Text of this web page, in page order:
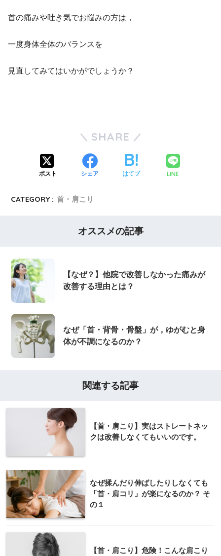
首の痛みや吐き気でお悩みの方は，
一度身体全体のバランスを
見直してみてはいかがでしょうか？
SHARE
ポスト シェア はてブ LINE
CATEGORY : 首・肩こり
オススメの記事
【なぜ？】他院で改善しなかった痛みが
改善する理由とは？
なぜ「首・背骨・骨盤」が，ゆがむと身
体が不調になるのか？
関連する記事
【首・肩こり】実はストレートネッ
クは改善しなくてもいいのです。
なぜ揉んだり伸ばしたりしなくても
「首・肩コリ」が楽になるのか？ そ
の１
【首・肩こり】危険！こんな肩こり